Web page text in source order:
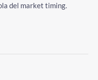
del market timing.